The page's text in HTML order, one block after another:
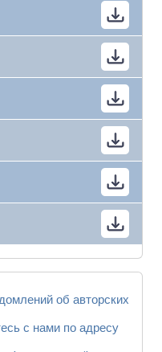
об авторских
с нами по адресу